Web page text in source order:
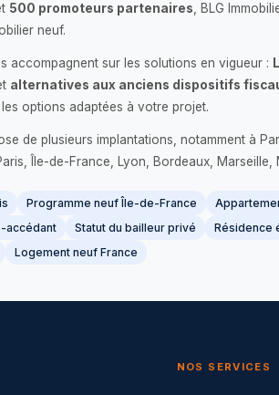
500 promoteurs partenaires , BLG
neuf.
accompagnent sur les solutions en vigueur :
alternatives aux anciens dispositifs
options adaptées à votre projet.
de plusieurs implantations, notamment à
Île-de-France, Lyon, Bordeaux,
Programme neuf Île-de-France
accédant Statut du bailleur privé Résidence
Logement neuf France
NOS SERVICES